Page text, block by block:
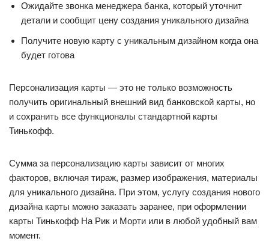
Ожидайте звонка менеджера банка, который уточнит
детали и сообщит цену создания уникального дизайна
Получите новую карту с уникальным дизайном когда она
будет готова
Персонализация карты — это не только возможность
получить оригинальный внешний вид банковской карты, но
и сохранить все функционалы стандартной карты
Тинькофф.
Сумма за персонализацию карты зависит от многих
факторов, включая тираж, размер изображения, материалы
для уникального дизайна. При этом, услугу создания нового
дизайна карты можно заказать заранее, при оформлении
карты Тинькофф На Рик и Морти или в любой удобный вам
момент.